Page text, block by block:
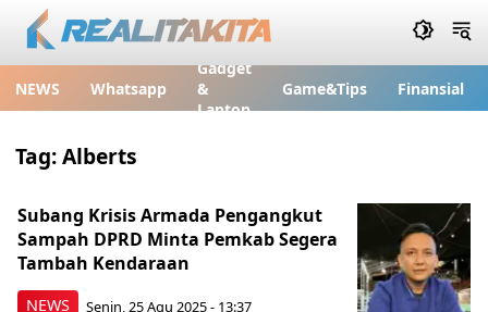
NEWS Whatsapp
Gadget
&
Laptop
Game&Tips Finansial
Tag:Alberts
NEWS
Subang Krisis Armada Pengangkut
Sampah DPRD Minta Pemkab Segera
Tambah Kendaraan
Senin, 25 Agu 2025 - 13:37